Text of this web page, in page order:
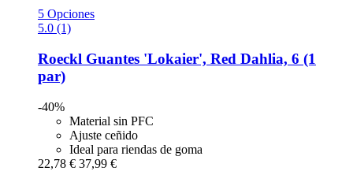
5 Opciones
5.0 (1)
Roeckl Guantes 'Lokaier', Red Dahlia, 6 (1
par)
-40%
Material sin PFC
Ajuste ceñido
Ideal para riendas de goma
22,78 € 37,99 €